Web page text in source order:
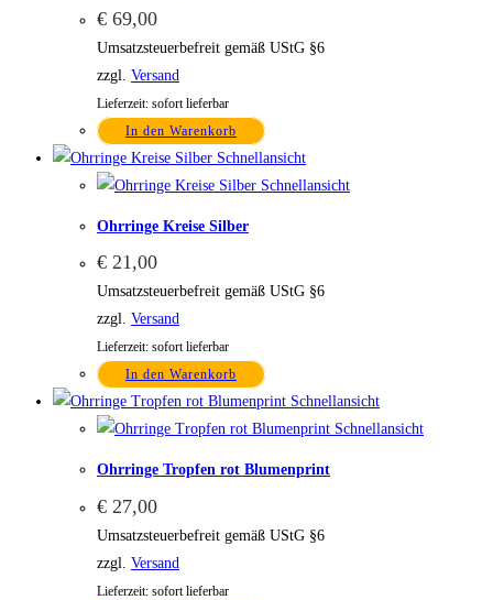
€ 69,00
Umsatzsteuerbefreit gemäß UStG §6
zzgl. Versand
Lieferzeit: sofort lieferbar
In den Warenkorb
Schnellansicht
Schnellansicht
Ohrringe Kreise Silber
€ 21,00
Umsatzsteuerbefreit gemäß UStG §6
zzgl. Versand
Lieferzeit: sofort lieferbar
In den Warenkorb
Schnellansicht
Schnellansicht
Ohrringe Tropfen rot Blumenprint
€ 27,00
Umsatzsteuerbefreit gemäß UStG §6
zzgl. Versand
Lieferzeit: sofort lieferbar